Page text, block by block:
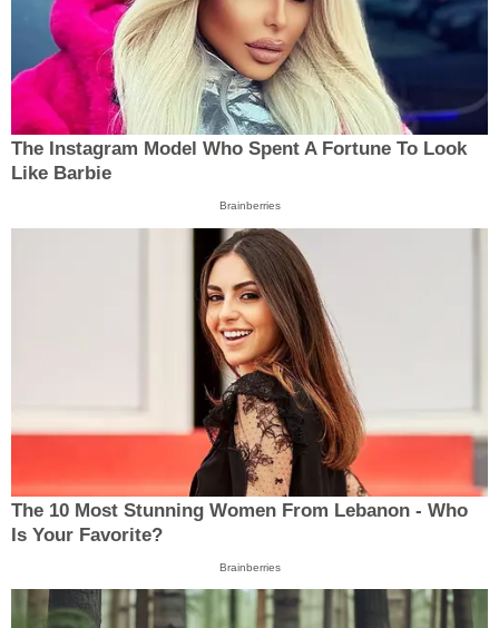
The Instagram Model Who Spent A Fortune To Look
Like Barbie
Brainberries
The 10 Most Stunning Women From Lebanon - Who
Is Your Favorite?
Brainberries